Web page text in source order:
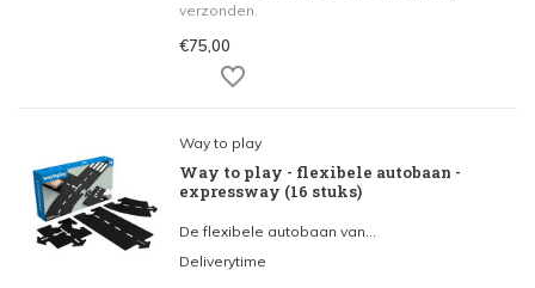
verzonden.
€75,00
Way to play
Way to play - flexibele autobaan -
expressway (16 stuks)
De flexibele autobaan van...
Deliverytime